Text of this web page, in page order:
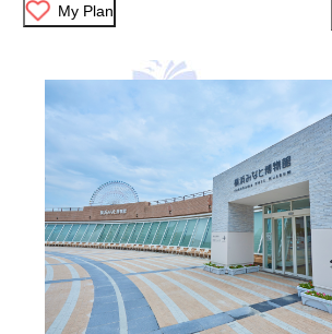
My Plan